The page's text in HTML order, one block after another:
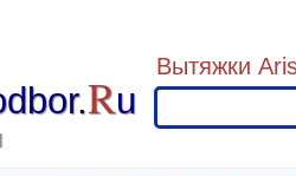
.Ru
Вытяжки